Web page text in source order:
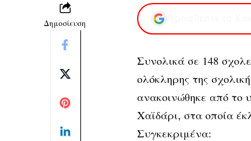
Δημοσίευση
Συνολικά σε 148
ολόκληρης της
ανακοινώθηκε από το
Χαϊδάρι, στα οποία
Συγκεκριμένα: